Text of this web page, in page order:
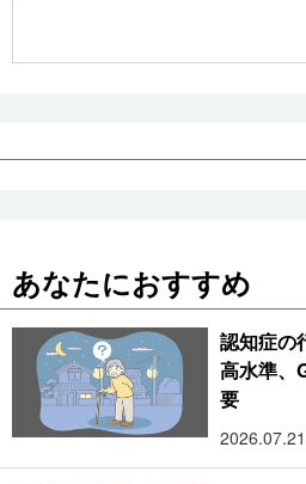
あなたにおすすめ
認知症の
高水準、
要
2026.07.21